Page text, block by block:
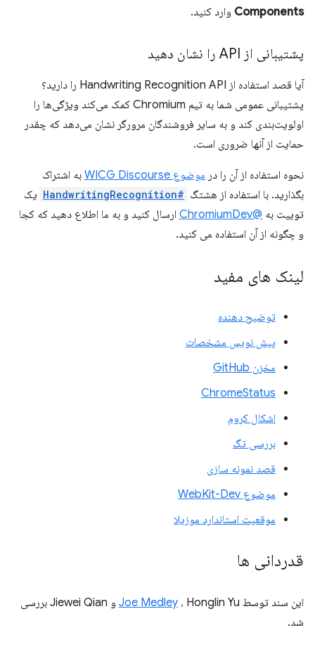
Components وارد کنید.
پشتیبانی از API را نشان دهید
آیا قصد استفاده از Handwriting Recognition API را دارید؟
پشتیبانی عمومی شما به تیم Chromium کمک می‌کند ویژگی‌ها را
اولویت‌بندی کند و به سایر فروشندگان مرورگر نشان می‌دهد که چقدر
حمایت از آنها ضروری است.
نحوه استفاده از آن را در موضوع WICG Discourse
به اشتراک
بگذارید. با استفاده از هشتگ #HandwritingRecognition
یک
توییت به @ChromiumDev
ارسال کنید و به ما اطلاع دهید که کجا
و چگونه از آن استفاده می کنید.
لینک های مفید
توضیح دهنده
پیش نویس مشخصات
مخزن GitHub
ChromeStatus
اشکال کروم
بررسی تگ
قصد نمونه سازی
موضوع WebKit-Dev
موقعیت استاندارد موزیلا
قدردانی ها
این سند توسط Joe Medley
، Honglin Yu و Jiewei Qian بررسی
شد.